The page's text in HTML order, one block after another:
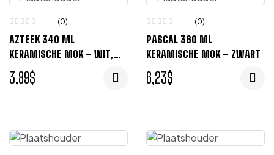
(0)
AZTEEK 340 ML
KERAMISCHE MOK – WIT,
3,89$
(0)
PASCAL 360 ML
KERAMISCHE MOK – ZWART
6,23$